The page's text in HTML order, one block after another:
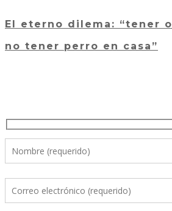
El eterno dilema: “tener o
no tener perro en casa”